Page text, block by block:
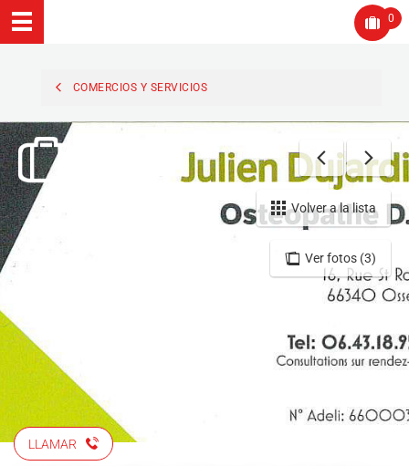
0
COMERCIOS Y SERVICIOS
Ver fotos (3)
Volver a la lista
LLAMAR